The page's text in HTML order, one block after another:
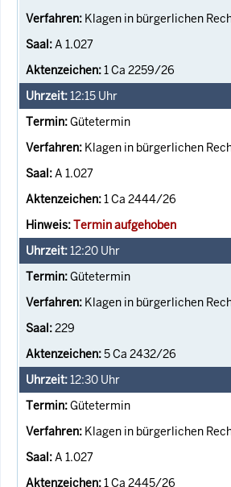
Klagen in bürgerlichen
A 1.027
1 Ca 2259/26
12:15 Uhr
Gütetermin
Klagen in bürgerlichen
A 1.027
1 Ca 2444/26
Termin aufgehoben
12:20 Uhr
Gütetermin
Klagen in bürgerlichen
229
5 Ca 2432/26
12:30 Uhr
Gütetermin
Klagen in bürgerlichen
A 1.027
1 Ca 2445/26